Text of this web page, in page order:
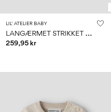
LIL' ATELIER BABY
L
ANGÆRMET STRIKKET CARDIGAN
259,95 kr